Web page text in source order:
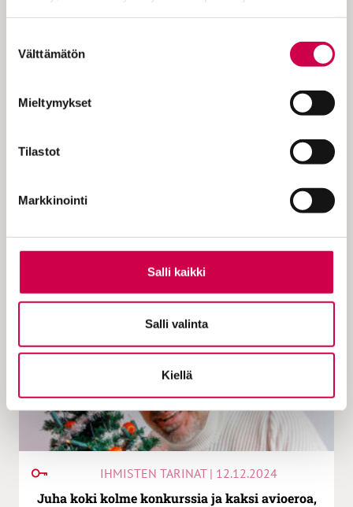
valinta
Välttämätön
Mieltymykset
Tilastot
Markkinointi
Salli kaikki
Salli valinta
Kiellä
”Iän myötä jumalakuvassani korostuu
valmistautuva Jaakko Löytty
IHMISTEN TARINAT | 12.12.2024
Juha koki kolme konkurssia ja kaksi avioeroa,